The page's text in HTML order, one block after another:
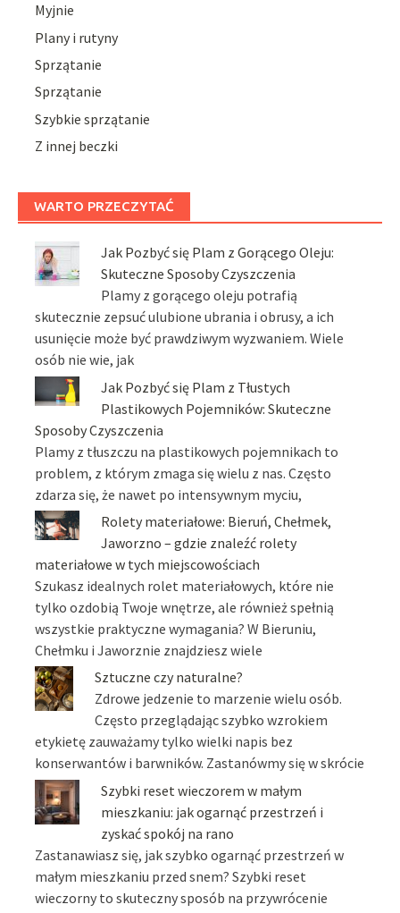
Myjnie
Plany i rutyny
Sprzątanie
Sprzątanie
Szybkie sprzątanie
Z innej beczki
WARTO PRZECZYTAĆ
Jak Pozbyć się Plam z Gorącego Oleju:
Skuteczne Sposoby Czyszczenia
Plamy z gorącego oleju potrafią
skutecznie zepsuć ulubione ubrania i obrusy, a ich
usunięcie może być prawdziwym wyzwaniem. Wiele
osób nie wie, jak
Jak Pozbyć się Plam z Tłustych
Plastikowych Pojemników: Skuteczne
Sposoby Czyszczenia
Plamy z tłuszczu na plastikowych pojemnikach to
problem, z którym zmaga się wielu z nas. Często
zdarza się, że nawet po intensywnym myciu,
Rolety materiałowe: Bieruń, Chełmek,
Jaworzno – gdzie znaleźć rolety
materiałowe w tych miejscowościach
Szukasz idealnych rolet materiałowych, które nie
tylko ozdobią Twoje wnętrze, ale również spełnią
wszystkie praktyczne wymagania? W Bieruniu,
Chełmku i Jaworznie znajdziesz wiele
Sztuczne czy naturalne?
Zdrowe jedzenie to marzenie wielu osób.
Często przeglądając szybko wzrokiem
etykietę zauważamy tylko wielki napis bez
konserwantów i barwników. Zastanówmy się w skrócie
Szybki reset wieczorem w małym
mieszkaniu: jak ogarnąć przestrzeń i
zyskać spokój na rano
Zastanawiasz się, jak szybko ogarnąć przestrzeń w
małym mieszkaniu przed snem? Szybki reset
wieczorny to skuteczny sposób na przywrócenie